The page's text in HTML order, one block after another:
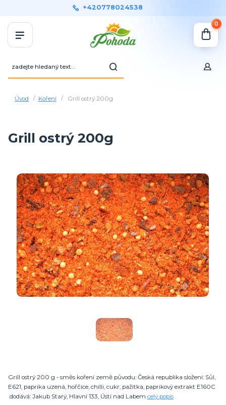
+420778024538
0
Úvod Koření Grill ostrý 200g
Grill ostrý 200g
Grill ostrý 200 g - směs koření země původu: Česká republika složení: Sůl,
E621, paprika uzená, hořčice, chilli, cukr, pažitka, paprikový extrakt E160C
dodává: Jakub Starý, Hlavní 133, Ústí nad Labem celý popis